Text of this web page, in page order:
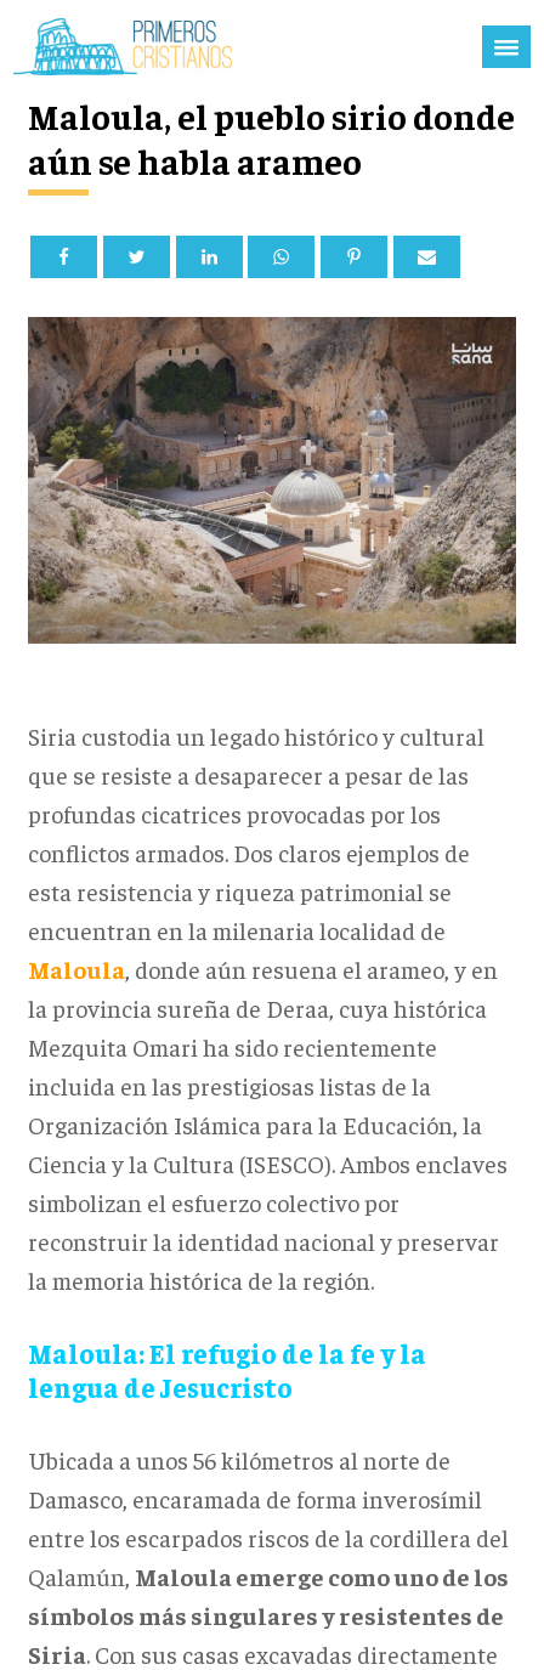
Maloula, el pueblo sirio donde
aún se habla arameo
Siria custodia un legado histórico y cultural
que se resiste a desaparecer a pesar de las
profundas cicatrices provocadas por los
conflictos armados. Dos claros ejemplos de
esta resistencia y riqueza patrimonial se
encuentran en la milenaria localidad de
Maloula , donde aún resuena el arameo, y en
la provincia sureña de Deraa, cuya histórica
Mezquita Omari ha sido recientemente
incluida en las prestigiosas listas de la
Organización Islámica para la Educación, la
Ciencia y la Cultura (ISESCO). Ambos enclaves
simbolizan el esfuerzo colectivo por
reconstruir la identidad nacional y preservar
la memoria histórica de la región.
Maloula: El refugio de la fe y la
lengua de Jesucristo
Ubicada a unos 56 kilómetros al norte de
Damasco, encaramada de forma inverosímil
entre los escarpados riscos de la cordillera del
Qalamún, Maloula emerge como uno de los
símbolos más singulares y resistentes de
Siria. Con sus casas excavadas directamente